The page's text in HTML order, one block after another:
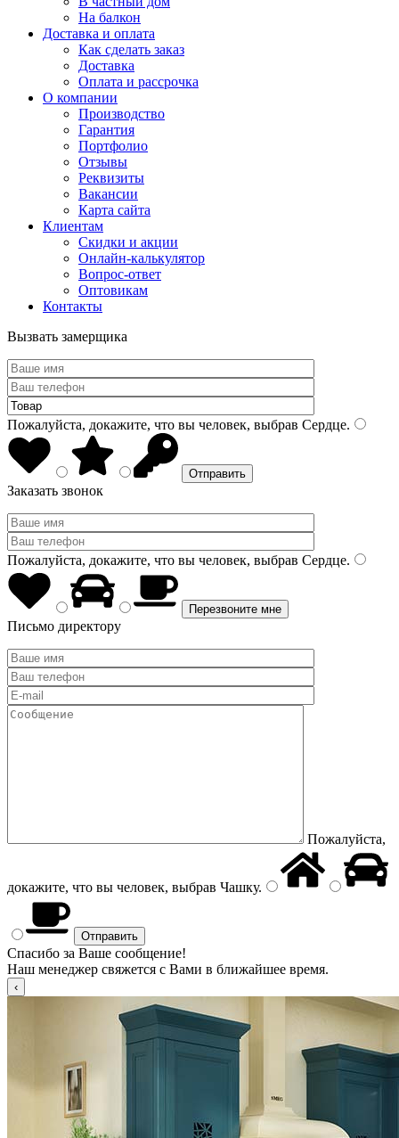
На балкон
Доставка и оплата
Как сделать заказ
Доставка
Оплата и рассрочка
О компании
Производство
Гарантия
Портфолио
Отзывы
Реквизиты
Вакансии
Карта сайта
Клиентам
Скидки и акции
Онлайн-калькулятор
Вопрос-ответ
Оптовикам
Контакты
Вызвать замерщика
Пожалуйста, докажите, что вы человек, выбрав Сердце.
Заказать звонок
Пожалуйста, докажите, что вы человек, выбрав Сердце.
Письмо директору
Пожалуйста,
докажите, что вы человек, выбрав Чашку.
Спасибо за Ваше сообщение!
Наш менеджер свяжется с Вами в ближайшее время.